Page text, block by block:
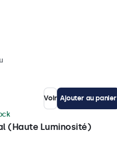
Voir Ajouter au panier
(Haute Luminosité)